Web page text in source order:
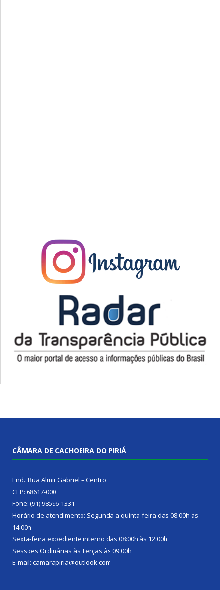
CÂMARA DE CACHOEIRA DO PIRIÁ
End.: Rua Almir Gabriel – Centro
CEP: 68617-000
Fone: (91) 98596-1331
Horário de atendimento: Segunda a quinta-feira das 08:00h às
14:00h
Sexta-feira expediente interno das 08:00h às 12:00h
Sessões Ordinárias às Terças às 09:00h
E-mail: camarapiria@outlook.com